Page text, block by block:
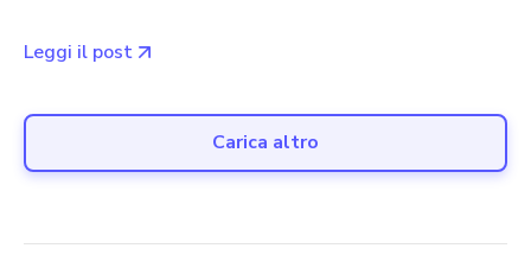
Leggi il post
Carica altro